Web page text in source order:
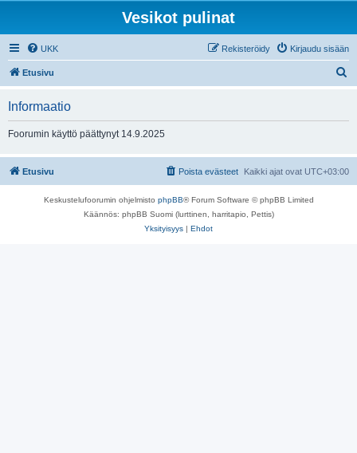
Vesikot pulinat
UKK Kirjaudu sisään
Rekisteröidy
Etusivu
Informaatio
Foorumin käyttö päättynyt 14.9.2025
Etusivu Kaikki ajat ovat UTC+03:00
Poista evästeet
Keskustelufoorumin ohjelmisto phpBB® Forum Software © phpBB Limited
Käännös: phpBB Suomi (lurttinen, harritapio, Pettis)
Yksityisyys | Ehdot